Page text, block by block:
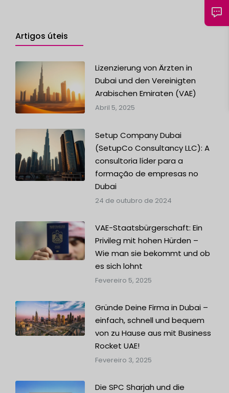
Artigos úteis
Lizenzierung von Ärzten in
Dubai und den Vereinigten
Arabischen Emiraten (VAE)
Abril 5, 2025
Setup Company Dubai
(SetupCo Consultancy LLC): A
consultoria líder para a
formação de empresas no
Dubai
24 de outubro de 2024
VAE-Staatsbürgerschaft: Ein
Privileg mit hohen Hürden –
Wie man sie bekommt und ob
es sich lohnt
Fevereiro 5, 2025
Gründe Deine Firma in Dubai –
einfach, schnell und bequem
von zu Hause aus mit Business
Rocket UAE!
Fevereiro 3, 2025
Die SPC Sharjah und die